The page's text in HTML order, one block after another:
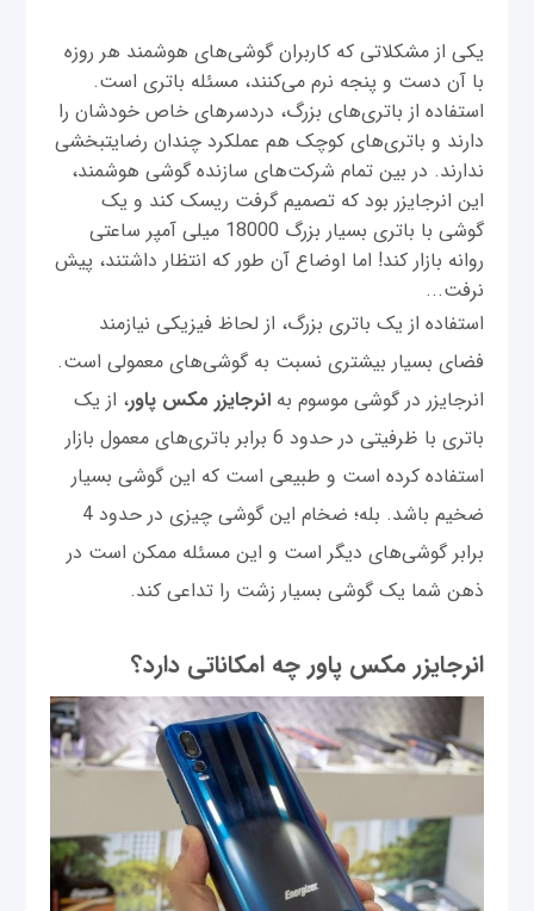
یکی از مشکلاتی که کاربران گوشی‌های هوشمند هر روزه
با آن دست و پنجه نرم می‌کنند، مسئله باتری است.
استفاده از باتری‌های بزرگ، دردسرهای خاص خودشان را
دارند و باتری‌های کوچک هم عملکرد چندان رضایتبخشی
ندارند. در بین تمام شرکت‌های سازنده گوشی هوشمند،
این انرجایزر بود که تصمیم گرفت ریسک کند و یک
گوشی با باتری بسیار بزرگ 18000 میلی آمپر ساعتی
روانه بازار کند! اما اوضاع آن طور که انتظار داشتند، پیش
نرفت...
استفاده از یک باتری بزرگ، از لحاظ فیزیکی نیازمند
فضای بسیار بیشتری نسبت به گوشی‌های معمولی است.
انرجایزر در گوشی موسوم بهانرجایزر مکس پاور، از یک
باتری با ظرفیتی در حدود 6 برابر باتری‌های معمول بازار
استفاده کرده است و طبیعی است که این گوشی بسیار
ضخیم باشد. بله؛ ضخام این گوشی چیزی در حدود 4
برابر گوشی‌های دیگر است و این مسئله ممکن است در
ذهن شما یک گوشی بسیار زشت را تداعی کند.
انرجایزر مکس پاور چه امکاناتی دارد؟